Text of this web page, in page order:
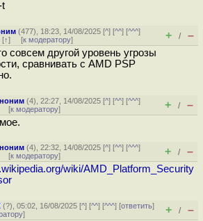
t
(477), 18:23, 14/08/2025 [^] [^^] [^^^]
[↑] [к модератору] + / –
совсем другой уровень угрозы
сравнивать с AMD PSP
(4), 22:27, 14/08/2025 [^] [^^] [^^^]
[к модератору] + / –
(4), 22:32, 14/08/2025 [^] [^^] [^^^]
[к модератору] + / –
wiki/AMD_Platform_Security
(?), 05:02, 16/08/2025 [^] [^^] [^^^] [ответить]
] + / –